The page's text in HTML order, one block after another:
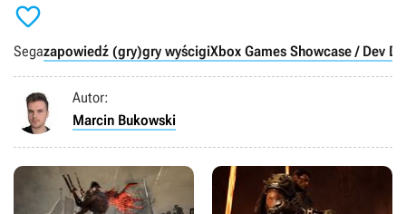

Segazapowiedź (gry)gry wyścigiXbox Games Showcase / Dev
Autor:
Marcin Bukowski